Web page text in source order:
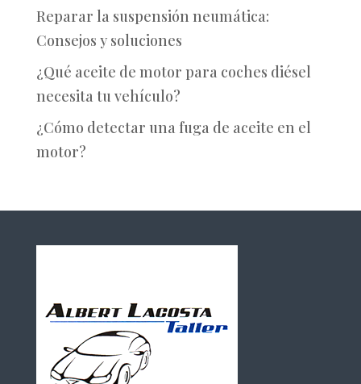
Reparar la suspensión neumática:
Consejos y soluciones
¿Qué aceite de motor para coches diésel
necesita tu vehículo?
¿Cómo detectar una fuga de aceite en el
motor?